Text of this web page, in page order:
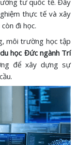
thực tế và xây
đi học.
môi trường học tập
du học Đức ngành Trí
để xây dựng sự